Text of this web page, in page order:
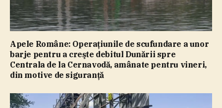
Apele Române: Operaţiunile de scufundare a unor
barje pentru a creşte debitul Dunării spre
Centrala de la Cernavodă, amânate pentru vineri,
din motive de siguranţă